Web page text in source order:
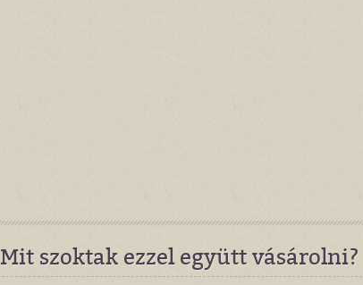
Mit szoktak ezzel együtt vásárolni?